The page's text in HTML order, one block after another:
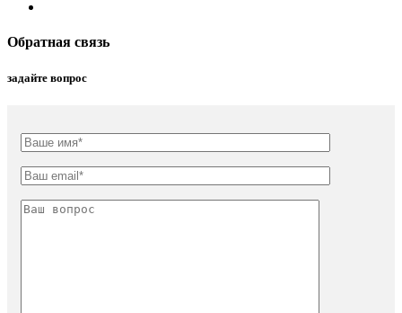
Обратная связь
задайте вопрос